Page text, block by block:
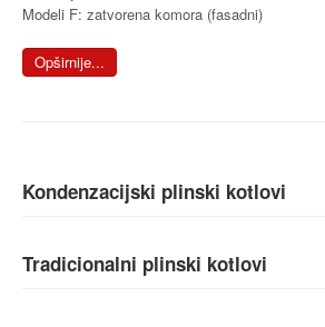
Modeli F: zatvorena komora (fasadni)
Opširnije...
Kondenzacijski plinski kotlovi
Tradicionalni plinski kotlovi